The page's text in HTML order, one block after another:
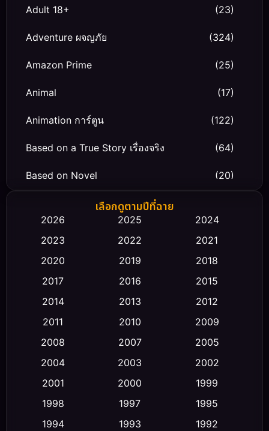
Adult 18+ (23)
Adventure ผจญภัย (324)
Amazon Prime (25)
Animal (17)
Animation การ์ตูน (122)
Based on a True Story เรื่องจริง (64)
Based on Novel (20)
Biography ชีวิตจริง
Classic หนังคลาสสิก (23)
Comedy ตลก (479)
Conspiracy
Crime อาชญากรรม (359)
Culture (23)
เลือกดูตามปีที่ฉาย
2026 2025
2024
2023
2022
2021
2020
2019
2018
2017
2016
2015
2014
2013
2012
2011
2010
2009
2008
2007
2005
2004
2003
2002
2001
2000
1999
1998
1997
1995
1994
1993
1992